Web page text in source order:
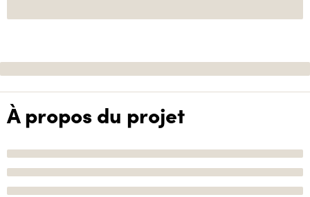
À propos du projet